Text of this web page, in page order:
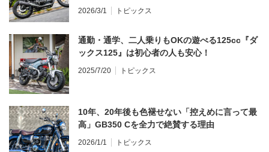
ンプレ・レビュー 前編】
2026/3/1 トピックス
通勤・通学、二人乗りもOKの遊べる125cc『ダ
ックス125』は初心者の人も安心！
2025/7/20 トピックス
10年、20年後も色褪せない「控えめに言って最
高」GB350 Cを全力で絶賛する理由
2026/1/1 トピックス